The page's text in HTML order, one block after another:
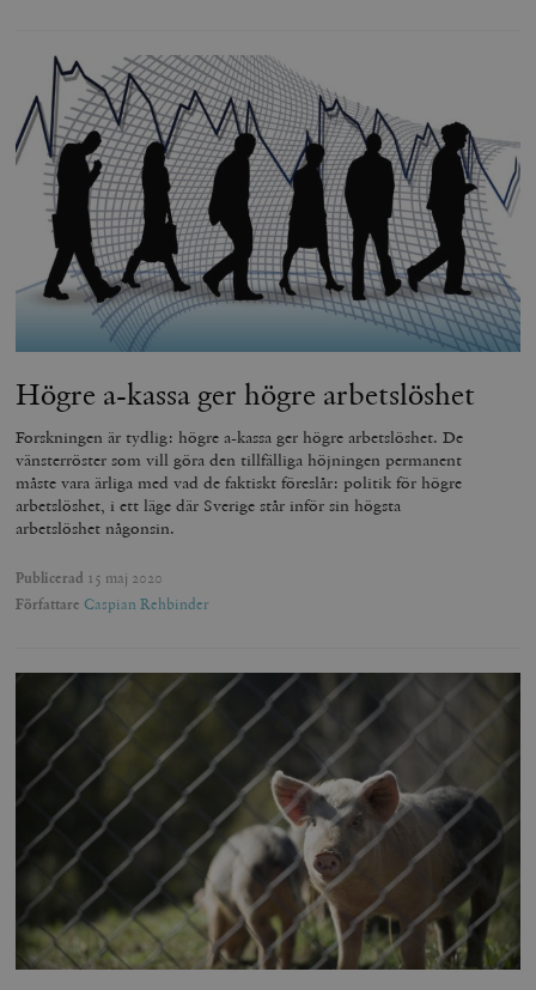
Högre a-kassa ger högre arbetslöshet
Forskningen är tydlig: högre a-kassa ger högre arbetslöshet. De
vänsterröster som vill göra den tillfälliga höjningen permanent
måste vara ärliga med vad de faktiskt föreslår: politik för högre
arbetslöshet, i ett läge där Sverige står inför sin högsta
arbetslöshet någonsin.
Publicerad 15 maj 2020
Författare Caspian Rehbinder